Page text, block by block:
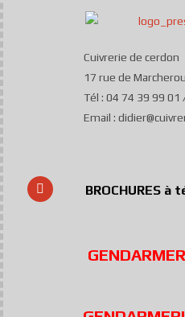
Cuivrerie de cerdon
17 rue de
Tél : 04 74 39 99 01
Email :
BROCHURES à